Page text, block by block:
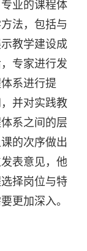
业的课程体
法，包括与
教学建设成
专家进行发
系进行提
并对实践教
系之间的层
的次序做出
表意见，他
择岗位与特
更加深入。